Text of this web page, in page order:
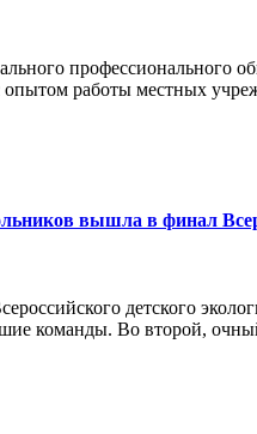
профессионального
опытом работы местных
вышла в финал
детского
команды. Во второй,